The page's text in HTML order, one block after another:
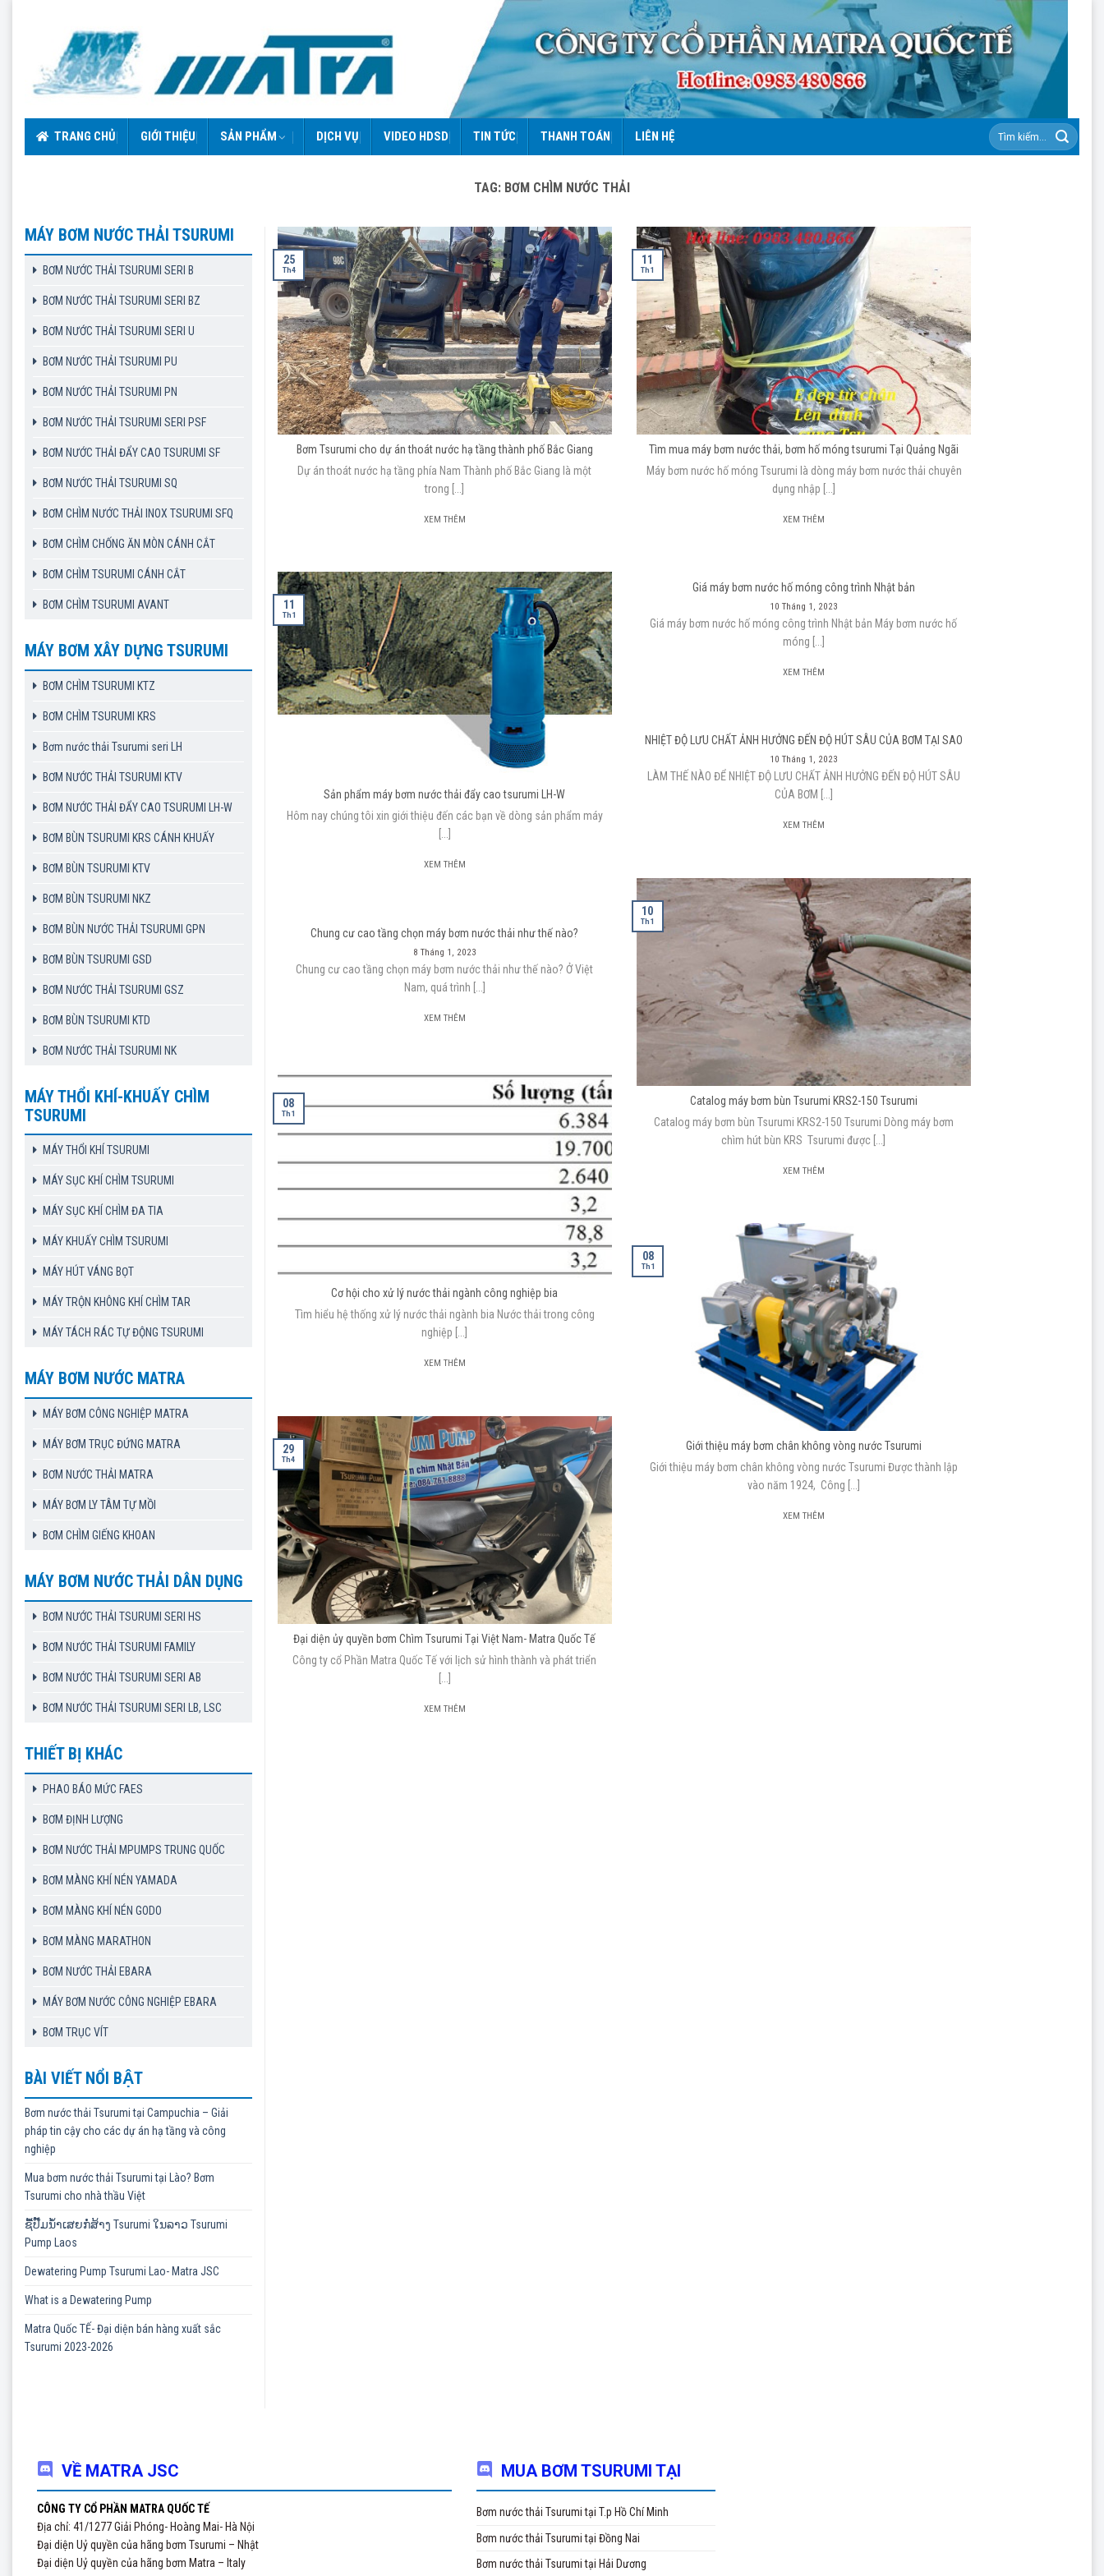
TRANG CHỦ GIỚI THIỆU SẢN PHẨM DỊCH VỤ VIDEO HDSD TIN TỨC THANH TOÁN LIÊN HỆ
Tìm
kiếm:
TAG: BƠM CHÌM NƯỚC THẢI
MÁY BƠM NƯỚC THẢI TSURUMI
BƠM NƯỚC THẢI TSURUMI SERI B
BƠM NƯỚC THẢI TSURUMI SERI BZ
BƠM NƯỚC THẢI TSURUMI SERI U
BƠM NƯỚC THẢI TSURUMI PU
BƠM NƯỚC THẢI TSURUMI PN
BƠM NƯỚC THẢI TSURUMI SERI PSF
BƠM NƯỚC THẢI ĐẨY CAO TSURUMI SF
BƠM NƯỚC THẢI TSURUMI SQ
BƠM CHÌM NƯỚC THẢI INOX TSURUMI SFQ
BƠM CHÌM CHỐNG ĂN MÒN CÁNH CẮT
BƠM CHÌM TSURUMI CÁNH CẮT
BƠM CHÌM TSURUMI AVANT
MÁY BƠM XÂY DỰNG TSURUMI
BƠM CHÌM TSURUMI KTZ
BƠM CHÌM TSURUMI KRS
Bơm nước thải Tsurumi seri LH
BƠM NƯỚC THẢI TSURUMI KTV
BƠM NƯỚC THẢI ĐẨY CAO TSURUMI LH-W
BƠM BÙN TSURUMI KRS CÁNH KHUẤY
BƠM BÙN TSURUMI KTV
BƠM BÙN TSURUMI NKZ
BƠM BÙN NƯỚC THẢI TSURUMI GPN
BƠM BÙN TSURUMI GSD
BƠM NƯỚC THẢI TSURUMI GSZ
BƠM BÙN TSURUMI KTD
BƠM NƯỚC THẢI TSURUMI NK
MÁY THỔI KHÍ-KHUẤY CHÌM
TSURUMI
MÁY THỔI KHÍ TSURUMI
MÁY SỤC KHÍ CHÌM TSURUMI
MÁY SỤC KHÍ CHÌM ĐA TIA
MÁY KHUẤY CHÌM TSURUMI
MÁY HÚT VÁNG BỌT
MÁY TRỘN KHÔNG KHÍ CHÌM TAR
MÁY TÁCH RÁC TỰ ĐỘNG TSURUMI
MÁY BƠM NƯỚC MATRA
MÁY BƠM CÔNG NGHIỆP MATRA
MÁY BƠM TRỤC ĐỨNG MATRA
BƠM NƯỚC THẢI MATRA
MÁY BƠM LY TÂM TỰ MỒI
BƠM CHÌM GIẾNG KHOAN
MÁY BƠM NƯỚC THẢI DÂN DỤNG
BƠM NƯỚC THẢI TSURUMI SERI HS
BƠM NƯỚC THẢI TSURUMI FAMILY
BƠM NƯỚC THẢI TSURUMI SERI AB
BƠM NƯỚC THẢI TSURUMI SERI LB, LSC
THIẾT BỊ KHÁC
PHAO BÁO MỨC FAES
BƠM ĐỊNH LƯỢNG
BƠM NƯỚC THẢI MPUMPS TRUNG QUỐC
BƠM MÀNG KHÍ NÉN YAMADA
BƠM MÀNG KHÍ NÉN GODO
BƠM MÀNG MARATHON
BƠM NƯỚC THẢI EBARA
MÁY BƠM NƯỚC CÔNG NGHIỆP EBARA
BƠM TRỤC VÍT
BÀI VIẾT NỔI BẬT
Bơm nước thải Tsurumi tại Campuchia – Giải
pháp tin cậy cho các dự án hạ tầng và công
nghiệp
Mua bơm nước thải Tsurumi tại Lào? Bơm
Tsurumi cho nhà thầu Việt
ຊື້ປັ໊ມນ້ຳເສຍກໍ່ສ້າງ Tsurumi ໃນລາວ Tsurumi
Pump Laos
Dewatering Pump Tsurumi Lao- Matra JSC
What is a Dewatering Pump
Matra Quốc TẾ- Đại diện bán hàng xuất sắc
Tsurumi 2023-2026
Bơm Tsurumi cho dự án thoát nước hạ tầng thành phố Bắc Giang
Dự án thoát nước hạ tầng phía Nam Thành phố Bắc Giang là một
trong [...]
XEM THÊM
25
Th4
Tìm mua máy bơm nước thải, bơm hố móng tsurumi Tại Quảng Ngãi
Máy bơm nước hố móng Tsurumi là dòng máy bơm nước thải chuyên
dụng nhập [...]
XEM THÊM
11
Th1
Sản phẩm máy bơm nước thải đẩy cao tsurumi LH-W
Hôm nay chúng tôi xin giới thiệu đến các bạn về dòng sản phẩm máy
[...]
XEM THÊM
11
Th1
Giá máy bơm nước hố móng công trình Nhật bản
10 Tháng 1, 2023
Giá máy bơm nước hố móng công trình Nhật bản Máy bơm nước hố
móng [...]
XEM THÊM
NHIỆT ĐỘ LƯU CHẤT ẢNH HƯỞNG ĐẾN ĐỘ HÚT SÂU CỦA BƠM TẠI SAO
10 Tháng 1, 2023
LÀM THẾ NÀO ĐỂ NHIỆT ĐỘ LƯU CHẤT ẢNH HƯỞNG ĐẾN ĐỘ HÚT SÂU
CỦA BƠM [...]
XEM THÊM
Catalog máy bơm bùn Tsurumi KRS2-150 Tsurumi
Catalog máy bơm bùn Tsurumi KRS2-150 Tsurumi Dòng máy bơm
chìm hút bùn KRS Tsurumi được [...]
XEM THÊM
10
Th1
Chung cư cao tầng chọn máy bơm nước thải như thế nào?
8 Tháng 1, 2023
Chung cư cao tầng chọn máy bơm nước thải như thế nào? Ở Việt
Nam, quá trình [...]
XEM THÊM
Cơ hội cho xử lý nước thải ngành công nghiệp bia
Tìm hiểu hệ thống xử lý nước thải ngành bia Nước thải trong công
nghiệp [...]
XEM THÊM
08
Th1
Giới thiệu máy bơm chân không vòng nước Tsurumi
Giới thiệu máy bơm chân không vòng nước Tsurumi Được thành lập
vào năm 1924, Công [...]
XEM THÊM
08
Th1
Đại diện ủy quyền bơm Chìm Tsurumi Tại Việt Nam- Matra Quốc Tế
Công ty cổ Phần Matra Quốc Tế với lịch sử hình thành và phát triển
[...]
XEM THÊM
29
Th4
VỀ MATRA JSC
CÔNG TY CỔ PHẦN MATRA QUỐC TẾ
Địa chỉ: 41/1277 Giải Phóng- Hoàng Mai- Hà Nội
Đại diện Uỷ quyền của hãng bơm Tsurumi – Nhật
Đại diện Uỷ quyền của hãng bơm Matra – Italy
MUA BƠM TSURUMI TẠI
Bơm nước thải Tsurumi tại T.p Hồ Chí Minh
Bơm nước thải Tsurumi tại Đồng Nai
Bơm nước thải Tsurumi tại Hải Dương